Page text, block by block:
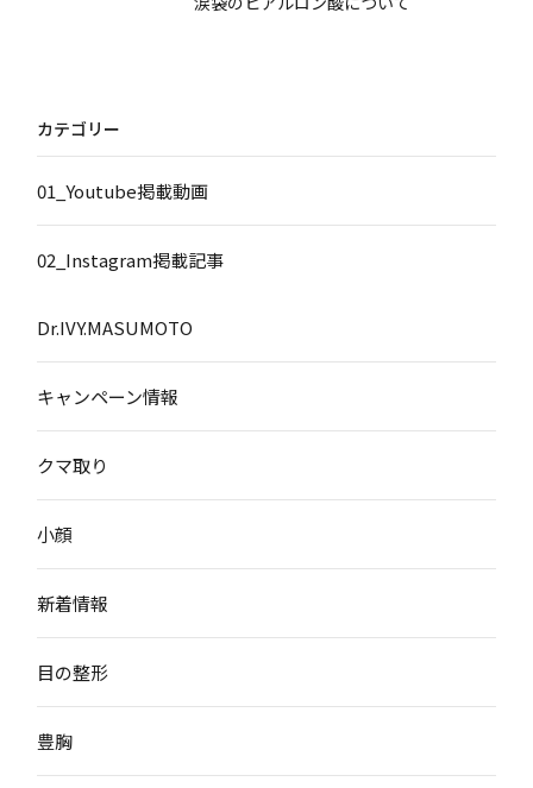
カテゴリー
01_Youtube掲載動画
02_Instagram掲載記事
Dr.IVY.MASUMOTO
キャンペーン情報
クマ取り
小顔
新着情報
目の整形
豊胸